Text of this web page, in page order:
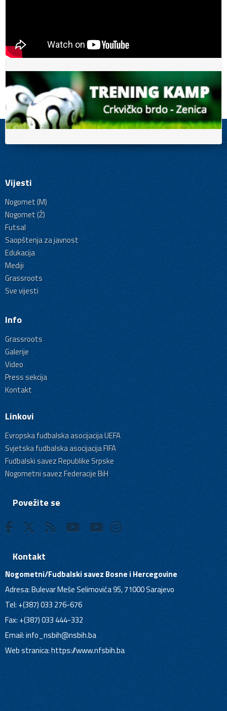
Vijesti
Nogomet (M)
Nogomet (Ž)
Futsal
Saopštenja za javnost
Edukacija
Mediji
Grassroots
Sve vijesti
Info
Grassroots
Galerije
Video
Press sekcija
Kontakt
Linkovi
Evropska fudbalska asocijacija UEFA
Svjetska fudbalska asocijacija FIFA
Fudbalski savez Republike Srpske
Nogometni savez Federacije BiH
Povežite se
Kontakt
Nogometni/Fudbalski savez Bosne i Hercegovine
Adresa: Bulevar Meše Selimovića 95, 71000 Sarajevo
Tel: +(387) 033 276-676
Fax: +(387) 033 444-332
Email:info_nsbih@nsbih.ba
Web stranica: https://www.nfsbih.ba